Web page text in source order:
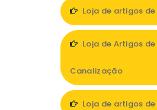
Loja de artigos
Loja de Artigos de
Canalização
Loja de artigos